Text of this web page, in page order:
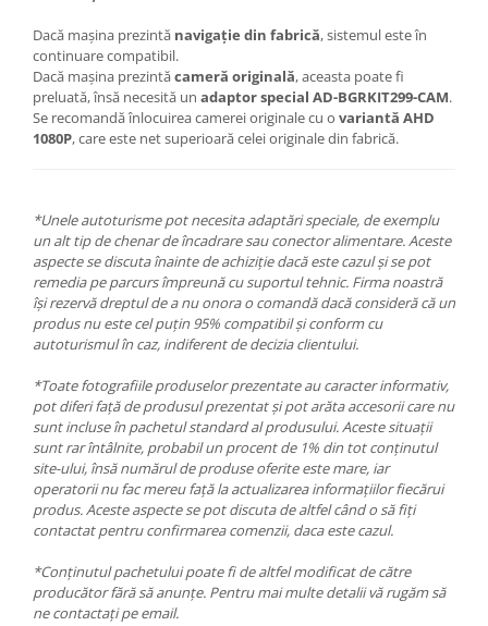
Dacă mașina prezintă navigație din fabrică, sistemul este în
continuare compatibil.
Dacă mașina prezintăcameră originală, aceasta poate fi
preluată, însă necesită un adaptor special AD-BGRKIT299-CAM.
Se recomandă înlocuirea camerei originale cu o variantă AHD
1080P, care este net superioară celei originale din fabrică.
*Unele autoturisme pot necesita adaptări speciale, de exemplu
un alt tip de chenar de încadrare sau conector alimentare. Aceste
aspecte se discuta înainte de achiziție dacă este cazul și se pot
remedia pe parcurs împreună cu suportul tehnic. Firma noastră
își rezervă dreptul de a nu onora o comandă dacă consideră că un
produs nu este cel puțin 95% compatibil și conform cu
autoturismul în caz, indiferent de decizia clientului.
*Toate fotografiile produselor prezentate au caracter informativ,
pot diferi față de produsul prezentat și pot arăta accesorii care nu
sunt incluse în pachetul standard al produsului. Aceste situații
sunt rar întâlnite, probabil un procent de 1% din tot conținutul
site-ului, însă numărul de produse oferite este mare, iar
operatorii nu fac mereu față la actualizarea informațiilor fiecărui
produs. Aceste aspecte se pot discuta de altfel când o să fiți
contactat pentru confirmarea comenzii, daca este cazul.
*Conținutul pachetului poate fi de altfel modificat de către
producător fără să anunțe. Pentru mai multe detalii vă rugăm să
ne contactați pe email.